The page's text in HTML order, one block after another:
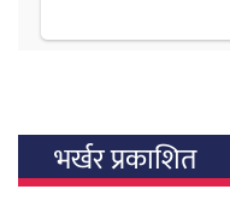
भर्खर प्रकाशित